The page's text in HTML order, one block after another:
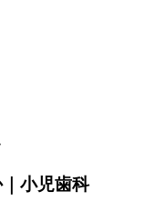
小児歯科